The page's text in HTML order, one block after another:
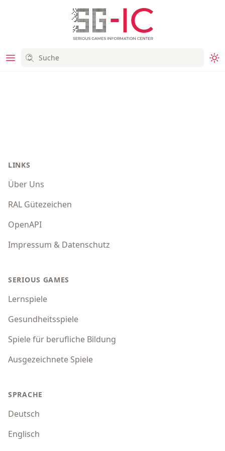
LINKS
Über Uns
RAL Gütezeichen
OpenAPI
Impressum & Datenschutz
SERIOUS GAMES
Lernspiele
Gesundheitsspiele
Spiele für berufliche Bildung
Ausgezeichnete Spiele
SPRACHE
Deutsch
Englisch